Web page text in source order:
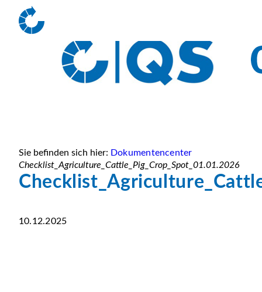
Sie befinden sich hier: Dokumentencenter
Checklist_Agriculture_Cattle_Pig_Crop_Spot_01.01.2026
10.12.2025